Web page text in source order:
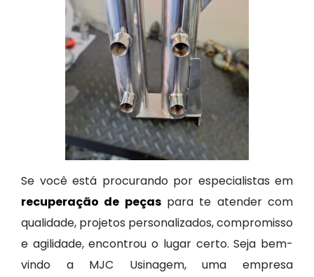
Se você está procurando por especialistas em
recuperação de peçaspara te atender com
qualidade, projetos personalizados, compromisso
e agilidade, encontrou o lugar certo. Seja bem-
vindo a MJC Usinagem, uma empresa